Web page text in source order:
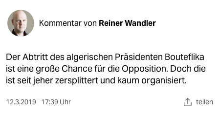
öko
gesellschaft
kultur
sport
berlin
Kommentar von Reiner Wandler
Der Abtritt des algerischen Präsidenten Bouteflika
ist eine große Chance für die Opposition. Doch die
ist seit jeher zersplittert und kaum organisiert.
12.3.2019 17:39 Uhr teilen